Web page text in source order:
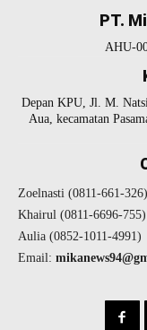
PT.
AHU-
Depan KPU, Jl. M.
Aua, kecamatan
Zoelnasti (0811-661-326)
Khairul (0811-6696-755)
Aulia (0852-1011-4991)
Email: